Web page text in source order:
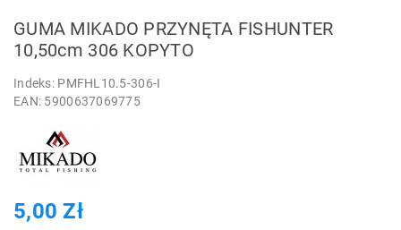
GUMA MIKADO PRZYNĘTA FISHUNTER
10,50cm 306 KOPYTO
Indeks: PMFHL10.5-306-I
EAN: 5900637069775
5,00 Zł